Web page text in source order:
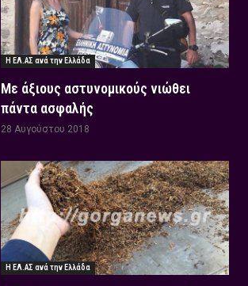
Η ΕΛ.ΑΣ ανά την Ελλάδα
Με άξιους αστυνομικούς νιώθει
πάντα ασφαλής
28 Αυγούστου 2018
Η ΕΛ.ΑΣ ανά την Ελλάδα